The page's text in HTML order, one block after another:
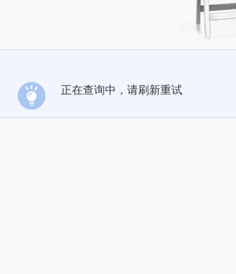
正在查询中，请刷新重试